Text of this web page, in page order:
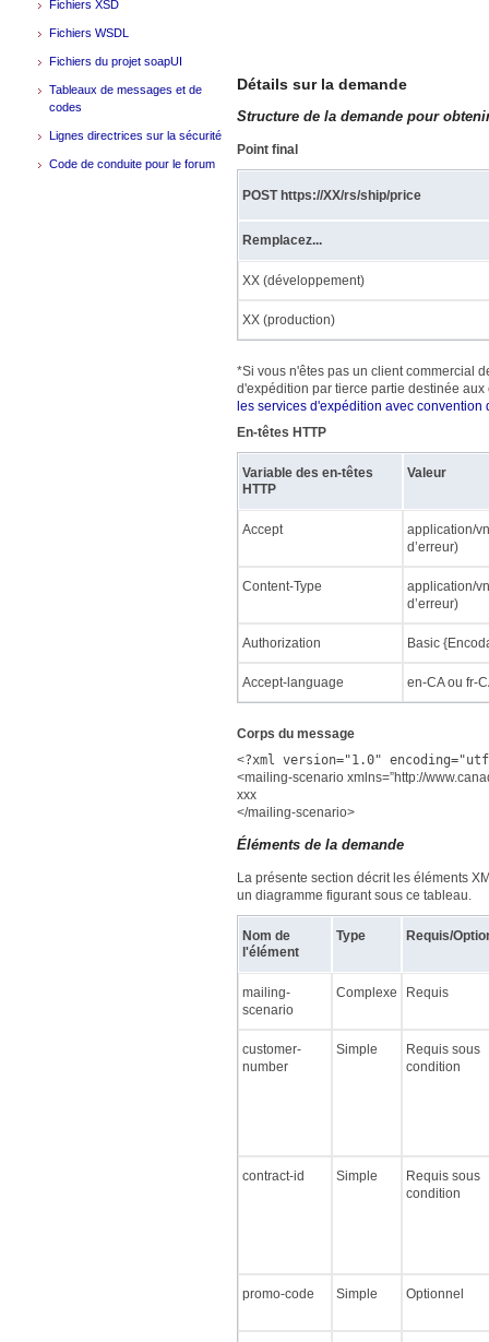
Fichiers XSD
Fichiers WSDL
Fichiers du projet soapUI
Tableaux de messages et de
codes
Lignes directrices sur la sécurité
Code de conduite pour le forum
Détails sur la demande
Structure de la demande pour
Point final
POST https://XX/rs/ship/price
Remplacez...
XX (développement)
XX (production)
*Si vous n'êtes pas un client commercial
d'expédition par tierce partie destinée
les services d'expédition avec
En-têtes HTTP
Variable des en-têtes
HTTP
Valeur
Accept
application/
d’erreur)
Content-Type
application/
d’erreur)
Authorization Basic
Accept-language en-CA ou fr-
Corps du message
<?xml version="1.0"
<mailing-scenario xmlns=”http://
xxx
</mailing-scenario>
Éléments de la demande
La présente section décrit les éléments
un diagramme figurant sous ce tableau.
Nom de
l'élément
Type Requis/
mailing-
scenario
Complexe Requis
customer-
number
Simple
Requis sous
condition
contract-id Simple
Requis sous
condition
promo-code Simple Optionnel